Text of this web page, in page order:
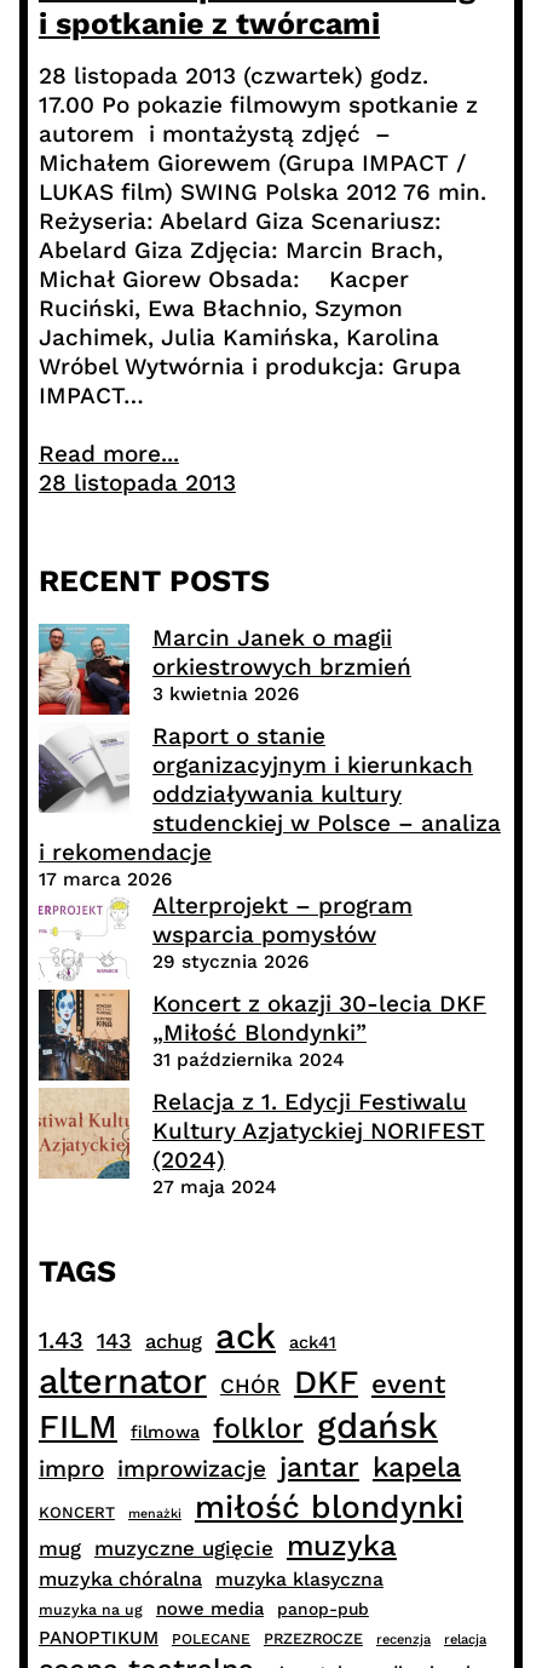
i spotkanie z twórcami
28 listopada 2013 (czwartek) godz.
17.00 Po pokazie filmowym spotkanie z
autorem i montażystą zdjęć –
Michałem Giorewem (Grupa IMPACT /
LUKAS film) SWING Polska 2012 76 min.
Reżyseria: Abelard Giza Scenariusz:
Abelard Giza Zdjęcia: Marcin Brach,
Michał Giorew Obsada: Kacper
Ruciński, Ewa Błachnio, Szymon
Jachimek, Julia Kamińska, Karolina
Wróbel Wytwórnia i produkcja: Grupa
IMPACT…
Read more...
28 listopada 2013
RECENT POSTS
Marcin Janek o magii
orkiestrowych brzmień
3 kwietnia 2026
Raport o stanie
organizacyjnym i kierunkach
oddziaływania kultury
studenckiej w Polsce – analiza
i rekomendacje
17 marca 2026
Alterprojekt – program
wsparcia pomysłów
29 stycznia 2026
Koncert z okazji 30-lecia DKF
„Miłość Blondynki”
31 października 2024
Relacja z 1. Edycji Festiwalu
Kultury Azjatyckiej NORIFEST
(2024)
27 maja 2024
TAGS
1.43 143 achug ack ack41
alternator CHÓR DKF event
FILM filmowa folklor gdańsk
impro improwizacje jantar kapela
KONCERT menażki miłość blondynki
mug muzyczne ugięcie muzyka
muzyka chóralna muzyka klasyczna
muzyka na ug nowe media panop-pub
PANOPTIKUM POLECANE PRZEZROCZE recenzja relacja